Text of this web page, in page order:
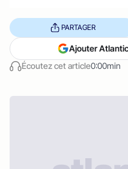
Écoutez cet article0:00min
PARTAGER
Ajouter